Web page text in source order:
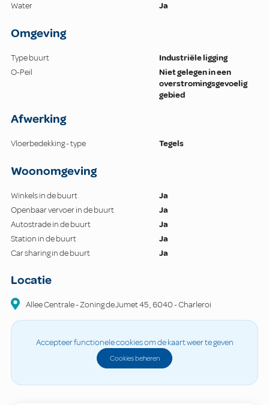
Water
Ja
Omgeving
Type buurt
Industriële ligging
O-Peil
Niet gelegen in een
overstromingsgevoelig
gebied
Afwerking
Vloerbedekking - type Tegels
Woonomgeving
Winkels in de buurt
Ja
Openbaar vervoer in de buurt
Ja
Autostrade in de buurt
Ja
Station in de buurt
Ja
Car sharing in de buurt
Ja
Locatie
Allee Centrale - Zoning de Jumet45,6040-Charleroi
Accepteer functionele cookies om de kaart weer te geven
Cookies beheren